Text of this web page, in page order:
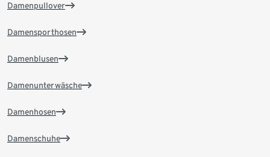
Damenpullover
Damensporthosen
Damenblusen
Damenunterwäsche
Damenhosen
Damenschuhe